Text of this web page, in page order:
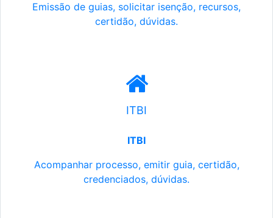
Emissão de guias, solicitar isenção, recursos,
certidão, dúvidas.
ITBI
ITBI
Acompanhar processo, emitir guia, certidão,
credenciados, dúvidas.